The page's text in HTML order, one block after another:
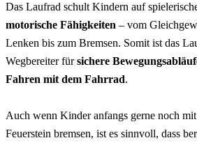
Das Laufrad schult Kindern auf
motorische Fähigkeiten – vom
Lenken bis zum Bremsen. Somit ist das
Wegbereiter fürsichere
Fahren mit dem Fahrrad.
Auch wenn Kinder anfangs gerne noch
Feuerstein bremsen, ist es sinnvoll, dass